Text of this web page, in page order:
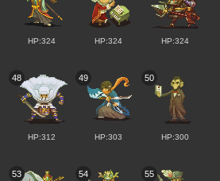
HP:324 HP:324 HP:324
48
HP:312
49
HP:303
50
HP:300
53 54 55